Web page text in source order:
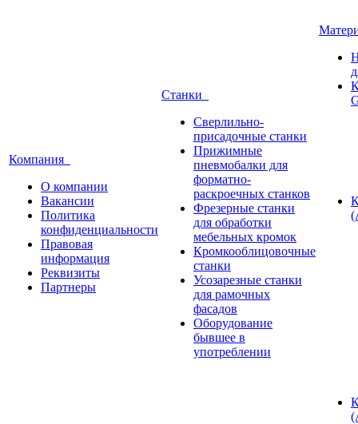
Компания
О компании
Вакансии
Политика
конфиденциальности
Правовая
информация
Реквизиты
Партнеры
Станки
Сверлильно-
присадочные станки
Прижимные
пневмобалки для
форматно-
раскроечных станков
Фрезерные станки
для обработки
мебельных кромок
Кромкооблицовочные
станки
Усозарезные станки
для рамочных
фасадов
Оборудование
бывшее в
употреблении